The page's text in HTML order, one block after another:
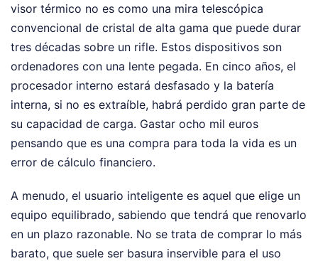
visor térmico no es como una mira telescópica
convencional de cristal de alta gama que puede durar
tres décadas sobre un rifle. Estos dispositivos son
ordenadores con una lente pegada. En cinco años, el
procesador interno estará desfasado y la batería
interna, si no es extraíble, habrá perdido gran parte de
su capacidad de carga. Gastar ocho mil euros
pensando que es una compra para toda la vida es un
error de cálculo financiero.
A menudo, el usuario inteligente es aquel que elige un
equipo equilibrado, sabiendo que tendrá que renovarlo
en un plazo razonable. No se trata de comprar lo más
barato, que suele ser basura inservible para el uso